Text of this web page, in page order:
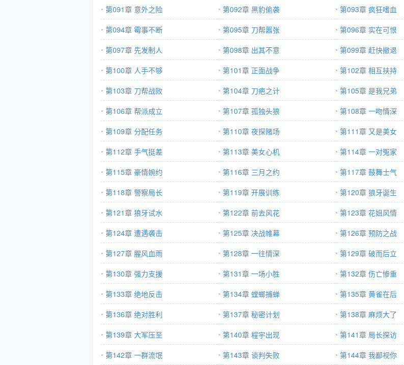
第091章 意外之险
第092章 黑豹偷袭
第093章 疯狂嗜血
第094章 霉事不断
第095章 刀帮嚣张
第096章 实在可恨
第097章 先发制人
第098章 出其不意
第099章 赶快撤退
第100章 人手不够
第101章 正面战争
第102章 相互扶持
第103章 刀帮战败
第104章 刀疤之计
第105章 是我兄弟
第106章 帮派成立
第107章 孤独头狼
第108章 一吻情深
第109章 分配任务
第110章 夜探赌场
第111章 又是美女
第112章 手气挺差
第113章 美女心机
第114章 一对冤家
第115章 豪情婉约
第116章 三月之约
第117章 鼓舞士气
第118章 警察局长
第119章 开展训练
第120章 狼牙诞生
第121章 狼牙试水
第122章 前去风花
第123章 花姐风情
第124章 遭遇袭击
第125章 决战帷幕
第126章 预防之战
第127章 腥风血雨
第128章 一往情深
第129章 破而后立
第130章 强力支援
第131章 一场小胜
第132章 伤亡惨重
第133章 绝地反击
第134章 螳螂捕蝉
第135章 黄雀在后
第136章 绝对胜利
第137章 秘密计划
第138章 麻烦大了
第139章 大军压至
第140章 程宇出现
第141章 局长探访
第142章 一群流氓
第143章 谈判失败
第144章 我鄙视你